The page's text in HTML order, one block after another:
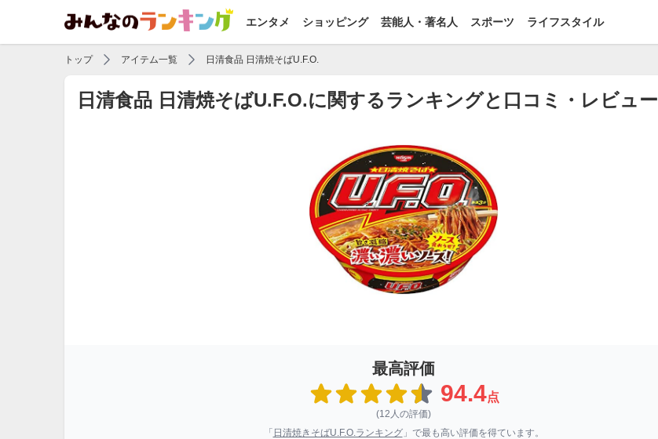
エンタメ ショッピング 芸能人・著名人 スポーツ ライフスタイル
トップ アイテム一覧 日清食品 日清焼そばU.F.O.
日清食品 日清焼そばU.F.O.に関するランキングと口コミ・レビュー
最高評価
94.4点
(12人の評価)
「 日清焼きそばU.F.O.ランキング」で最も高い評価を得ています。